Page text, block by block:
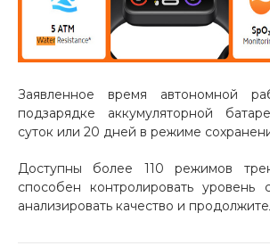
Остались вопросы?
8 800 302-02-51
plait.ru
Заявленное время автономной
подзарядке аккумуляторной
суток или 20 дней в режиме
Доступны более 110 режимов
способен контролировать уровень
анализировать качество и